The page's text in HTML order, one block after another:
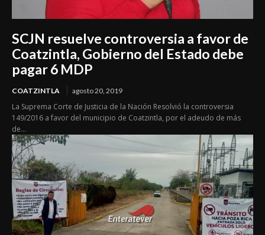
SCJN resuelve controversia a favor de
Coatzintla, Gobierno del Estado debe
pagar 6 MDP
COATZINTLA agosto 20, 2019
La Suprema Corte de Justicia de la Nación Resolvió la controversia
149/2016 a favor del municipio de Coatzintla, por el adeudo de más
de...